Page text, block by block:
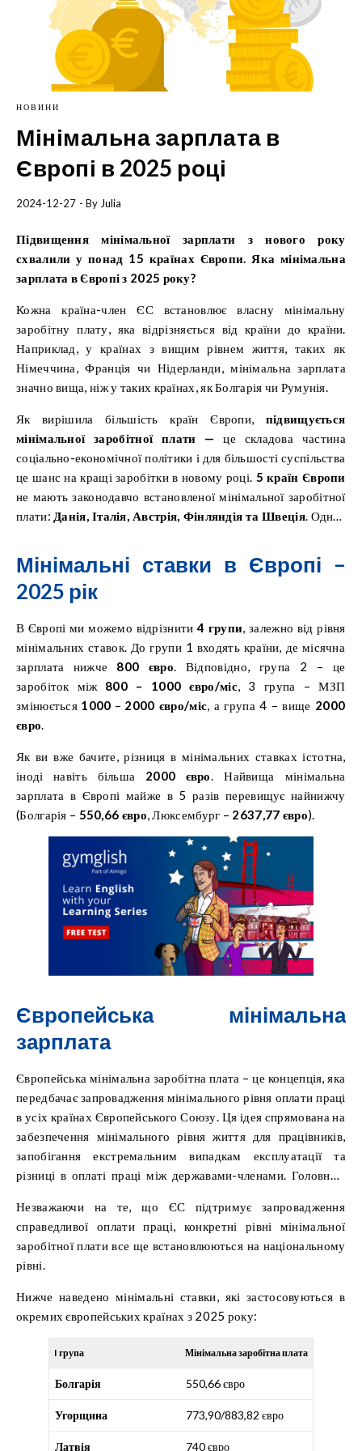
НОВИНИ
Мінімальна зарплата в
Європі в 2025 році
2024-12-27 - By Julia
Підвищення мінімальної зарплати з нового року
схвалили у понад 15 країнах Європи. Яка мінімальна
зарплата в Європі з 2025 року?
Кожна країна-член ЄС встановлює власну мінімальну
заробітну плату, яка відрізняється від країни до країни.
Наприклад, у країнах з вищим рівнем життя, таких як
Німеччина, Франція чи Нідерланди, мінімальна зарплата
значно вища, ніж у таких країнах, як Болгарія чи Румунія.
Як вирішила більшість країн Європи, підвищується
мінімальної заробітної плати —це складова частина
соціально-економічної політики і для більшості суспільства
це шанс на кращі заробітки в новому році. 5 країн Європи
не мають законодавчо встановленої мінімальної заробітної
плати: Данія, Італія, Австрія, Фінляндія та Швеція. Однак
від низьких зарплат, включаючи колективні переговори,
розгалужену систему соціального забезпечення та інші
форми підтримки людей, які опинилися у складних
Мінімальні ставки в Європі –
2025 рік
В Європі ми можемо відрізнити4 групи, залежно від рівня
мінімальних ставок. До групи 1 входять країни, де місячна
зарплата нижче 800 євро. Відповідно, група 2 – це
заробіток між 800 – 1000 євро/міс, 3 група – МЗП
змінюється 1000 – 2000 євро/міс, а група 4 – вище 2000
євро.
Як ви вже бачите, різниця в мінімальних ставках істотна,
іноді навіть більша 2000 євро. Найвища мінімальна
зарплата в Європі майже в 5 разів перевищує найнижчу
(Болгарія – 550,66 євро, Люксембург – 2637,77 євро).
Європейська мінімальна
зарплата
Європейська мінімальна заробітна плата – це концепція, яка
передбачає запровадження мінімального рівня оплати праці
в усіх країнах Європейського Союзу. Ця ідея спрямована на
забезпечення мінімального рівня життя для працівників,
запобігання екстремальним випадкам експлуатації та
різниці в оплаті праці між державами-членами. Головним
мінімальній заробітній платів державах-членах.
Незважаючи на те, що ЄС підтримує запровадження
справедливої ​​оплати праці, конкретні рівні мінімальної
заробітної плати все ще встановлюються на національному
рівні.
Нижче наведено мінімальні ставки, які застосовуються в
окремих європейських країнах з 2025 року:
I група Мінімальна заробітна плата
Болгарія 550,66 євро
Угорщина 773,90/883,82 євро
Латвія 740 євро